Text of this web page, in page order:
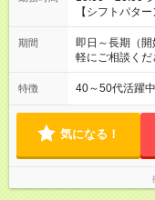
【シフトパタ
期間
即日～長期（
軽にご相談くだ
特徴 40～50代活躍中
気になる！